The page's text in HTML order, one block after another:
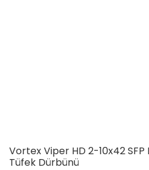
Vortex Viper HD 2-10x42
Tüfek Dürbünü